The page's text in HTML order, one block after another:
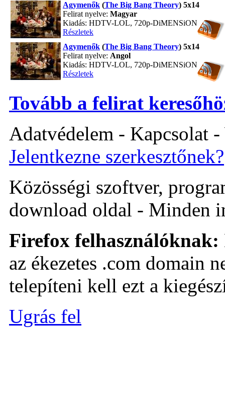
Agymenők (The Big Bang Theory) 5x14
Felirat nyelve: Magyar
Kiadás: HDTV-LOL, 720p-DiMENSiON
Részletek
Agymenők (The Big Bang Theory) 5x14
Felirat nyelve: Angol
Kiadás: HDTV-LOL, 720p-DiMENSiON
Részletek
Tovább a felirat
Adatvédelem - Kapcsolat
Jelentkezne szerkesztőnek?
Közösségi szoftver,
download oldal - Minden
Firefox felhasználóknak:
az ékezetes .com domain
telepíteni kell ezt a
Ugrás fel